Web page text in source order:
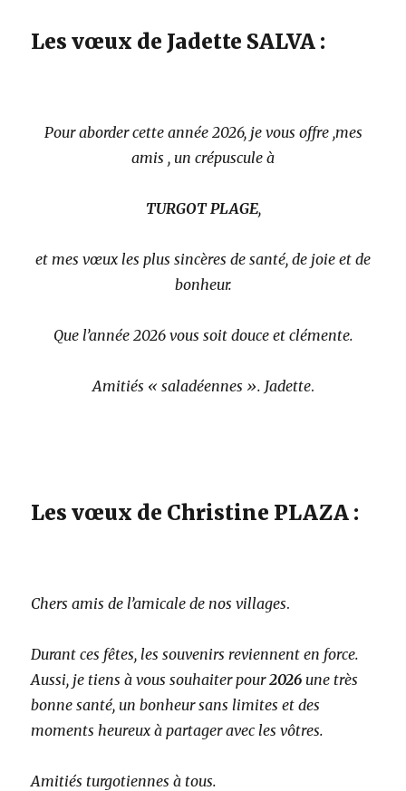
Les vœux de Jadette SALVA :
Pour aborder cette année 2026, je vous offre ,mes
amis , un crépuscule à
TURGOT PLAGE,
et mes vœux les plus sincères de santé, de joie et de
bonheur.
Que l’année 2026 vous soit douce et clémente.
Amitiés « saladéennes ». Jadette.
Les vœux de Christine PLAZA :
Chers amis de l’amicale de nos villages.
Durant ces fêtes, les souvenirs reviennent en force.
Aussi, je tiens à vous souhaiter pour2026 une très
bonne santé, un bonheur sans limites et des
moments heureux à partager avec les vôtres.
Amitiés turgotiennes à tous.